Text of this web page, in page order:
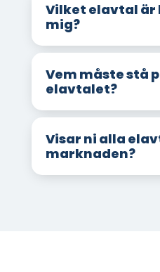
Vilket elavtal är
mig?
Vem måste stå
elavtalet?
Visar ni alla
marknaden?